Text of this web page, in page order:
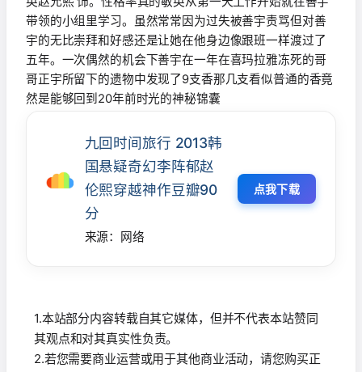
带领的小组里学习。虽然常常因为过失被善宇责骂但对善
宇的无比崇拜和好感还是让她在他身边像跟班一样渡过了
五年。一次偶然的机会下善宇在一年在喜玛拉雅冻死的哥
哥正宇所留下的遗物中发现了9支香那几支看似普通的香竟
然是能够回到20年前时光的神秘锦囊
九回时间旅行 2013韩
国悬疑奇幻李阵郁赵
伦熙穿越神作豆瓣90
分
来源：网络
点我下载
1.本站部分内容转载自其它媒体，但并不代表本站赞同
其观点和对其真实性负责。
2.若您需要商业运营或用于其他商业活动，请您购买正